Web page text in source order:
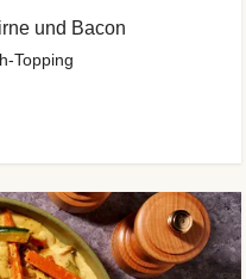
und Bacon
Topping